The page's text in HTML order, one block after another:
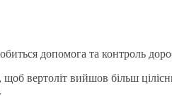
допомога та контроль
вертоліт вийшов більш